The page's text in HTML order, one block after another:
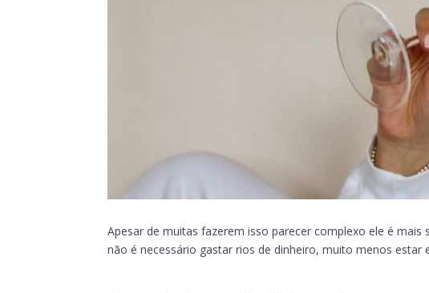
Apesar de muitas fazerem isso parecer complexo ele é
não é necessário gastar rios de dinheiro, muito menos estar